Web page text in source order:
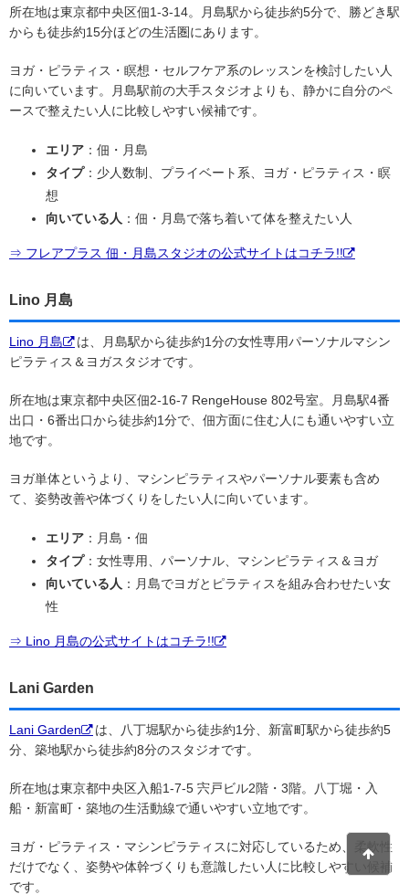
所在地は東京都中央区佃1-3-14。月島駅から徒歩約5分で、勝どき駅
からも徒歩約15分ほどの生活圏にあります。
ヨガ・ピラティス・瞑想・セルフケア系のレッスンを検討したい人
に向いています。月島駅前の大手スタジオよりも、静かに自分のペ
ースで整えたい人に比較しやすい候補です。
エリア ：佃・月島
タイプ：少人数制、プライベート系、ヨガ・ピラティス・瞑
想
向いている人 ：佃・月島で落ち着いて体を整えたい人
⇒ フレアプラス 佃・月島スタジオの公式サイトはコチラ!!
Lino 月島
Lino 月島
は、月島駅から徒歩約1分の女性専用パーソナルマシン
ピラティス＆ヨガスタジオです。
所在地は東京都中央区佃2-16-7 RengeHouse 802号室。月島駅4番
出口・6番出口から徒歩約1分で、佃方面に住む人にも通いやすい立
地です。
ヨガ単体というより、マシンピラティスやパーソナル要素も含め
て、姿勢改善や体づくりをしたい人に向いています。
エリア ：月島・佃
タイプ：女性専用、パーソナル、マシンピラティス＆ヨガ
向いている人 ：月島でヨガとピラティスを組み合わせたい女
性
⇒ Lino 月島の公式サイトはコチラ!!
Lani Garden
Lani Garden
は、八丁堀駅から徒歩約1分、新富町駅から徒歩約5
分、築地駅から徒歩約8分のスタジオです。
所在地は東京都中央区入船1-7-5 宍戸ビル2階・3階。八丁堀・入
船・新富町・築地の生活動線で通いやすい立地です。
ヨガ・ピラティス・マシンピラティスに対応しているため、柔軟性
だけでなく、姿勢や体幹づくりも意識したい人に比較しやすい候補
です。